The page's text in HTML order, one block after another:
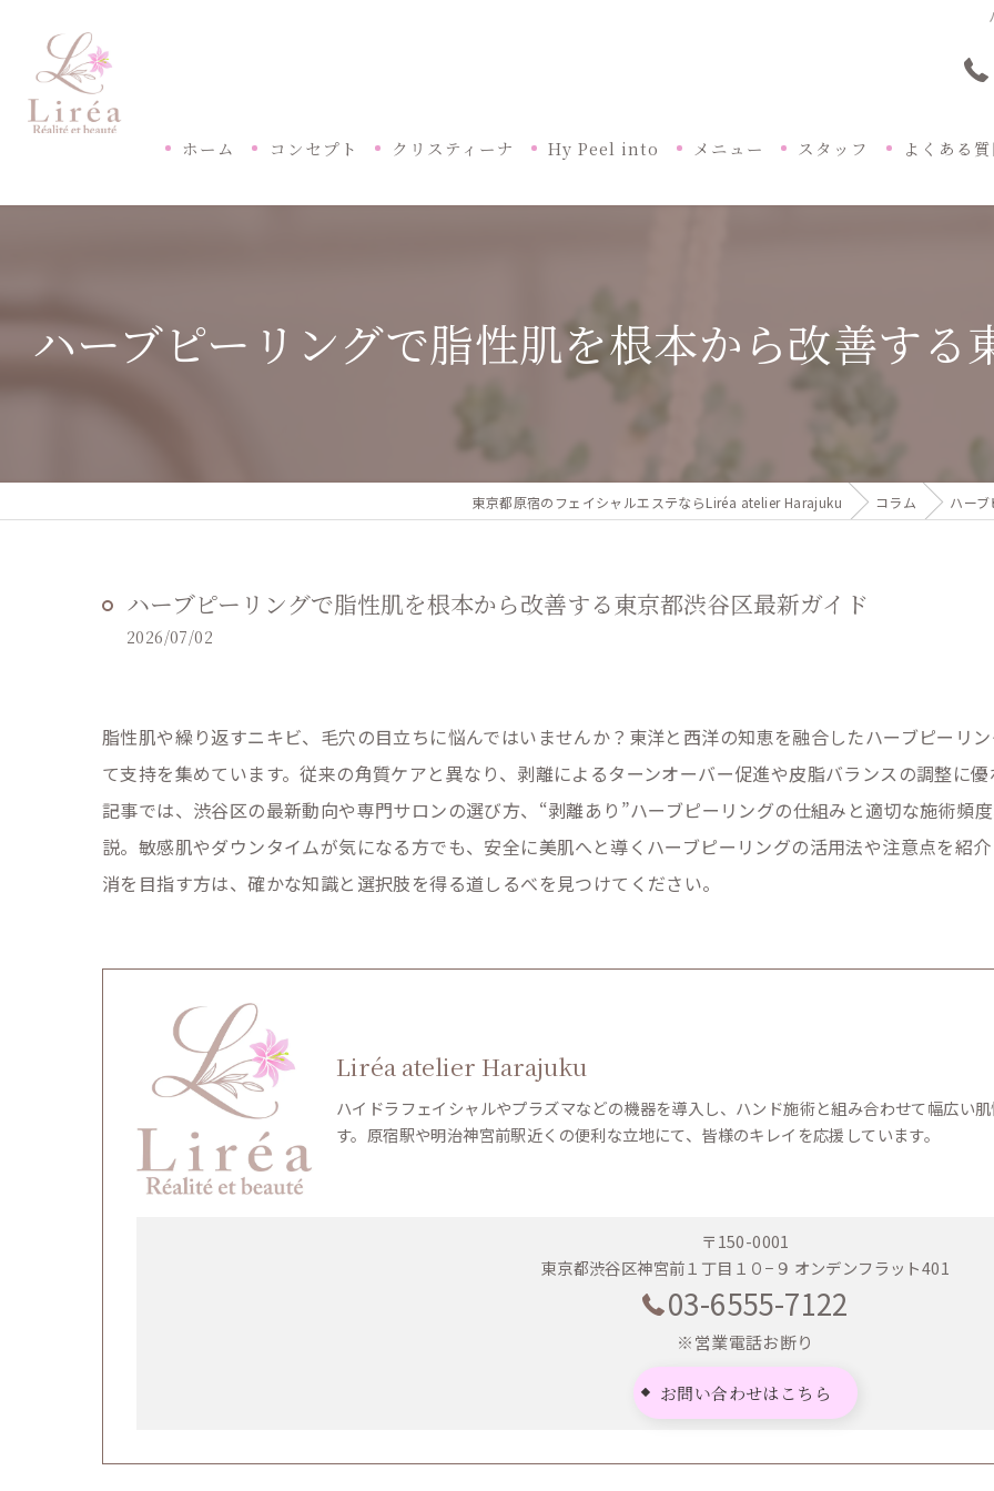
ホーム コンセプト クリスティーナ Hy Peel into メニュー スタッフ よくある
ハーブピーリングで脂性肌を根本から改善する
東京都原宿のフェイシャルエステならLiréa atelier Harajuku コラム ハー
ハーブピーリングで脂性肌を根本から改善する東京都渋谷区最新ガイド
2026/07/02
脂性肌や繰り返すニキビ、毛穴の目立ちに悩んではいませんか？東洋と西洋の知恵を融合したハーブピーリ
て支持を集めています。従来の角質ケアと異なり、剥離によるターンオーバー促進や皮脂バランスの調整に
記事では、渋谷区の最新動向や専門サロンの選び方、“剥離あり”ハーブピーリングの仕組みと適切な施術頻
説。敏感肌やダウンタイムが気になる方でも、安全に美肌へと導くハーブピーリングの活用法や注意点を紹
消を目指す方は、確かな知識と選択肢を得る道しるべを見つけてください。
Liréa atelier Harajuku
ハイドラフェイシャルやプラズマなどの機器を導入し、ハンド施術と組み合わせて幅広い
す。原宿駅や明治神宮前駅近くの便利な立地にて、皆様のキレイを応援しています。
〒150-0001
東京都渋谷区神宮前１丁目１０−９ オンデンフラット401
03-6555-7122
※営業電話お断り
お問い合わせはこちら